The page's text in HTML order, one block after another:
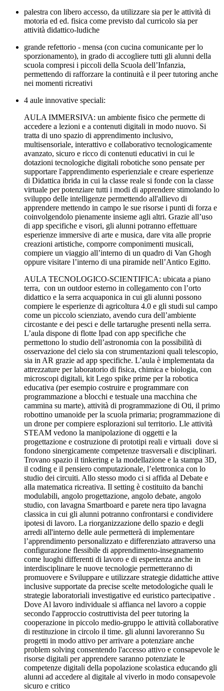
palestra con libero accesso, da utilizzare sia per le attività di
motoria ed ed. fisica come previsto dal curricolo sia per
attività didattico-ludiche
grande refettorio - mensa (con cucina comunicante per lo
sporzionamento), in grado di accogliere tutti gli alunni della
scuola compresi i piccoli della Scuola dell’Infanzia,
permettendo di rafforzare la continuità e il peer tutoring anche
nei momenti ricreativi
4 aule innovative speciali:
AULA IMMERSIVA: un ambiente fisico che permette di
accedere a lezioni e a contenuti digitali in modo nuovo. Si
tratta di uno spazio di apprendimento inclusivo,
multisensoriale, interattivo e collaborativo tecnologicamente
avanzato, sicuro e ricco di contenuti educativi in cui le
dotazioni tecnologiche digitali robotiche sono pensate per
supportare l'apprendimento esperienziale e creare esperienze
di Didattica ibrida in cui la classe reale si fonde con la classe
virtuale per potenziare tutti i modi di apprendere stimolando lo
sviluppo delle intelligenze permettendo all'allievo di
apprendere mettendo in campo le sue risorse i punti di forza e
coinvolgendolo pienamente insieme agli altri. Grazie all’uso
di app specifiche e visori, gli alunni potranno effettuare
esperienze immersive di arte e musica, dare vita alle proprie
creazioni artistiche, comporre componimenti musicali,
compiere un viaggio all’interno di un quadro di Van Ghogh
oppure visitare l’interno di una piramide nell’Antico Egitto.
AULA TECNOLOGICO-SCIENTIFICA: ubicata a piano
terra, con un outdoor esterno in collegamento con l’orto
didattico e la serra acquaponica in cui gli alunni possono
compiere le esperienze di agricoltura 4.0 e gli studi sul campo
come un piccolo scienziato, avendo cura dell’ambiente
circostante e dei pesci e delle tartarughe presenti nella serra.
L’aula dispone di flotte Ipad con app specifiche che
permettono lo studio dell’astronomia con la possibilità di
osservazione del cielo sia con strumentazioni quali telescopio,
sia in AR grazie ad app specifiche. L’aula è implementata da
attrezzature per laboratorio di fisica, chimica e biologia, con
microscopi digitali, kit Lego spike prime per la robotica
educativa (per esempio costruire e programmare con
programmazione a blocchi e testuale una macchina che
cammina su marte), attività di programmazione di Oti, il primo
robottino umanoide per la scuola primaria; programmazione di
un drone per compiere esplorazioni sul territorio. Lle attività
STEAM vedono la manipolazione di oggetti e la
progettazione e costruzione di prototipi reali e virtuali dove si
fondono sinergicamente competenze trasversali e disciplinari.
Trovano spazio il tinkering e la modellazione e la stampa 3D,
il coding e il pensiero computazionale, l’elettronica con lo
studio dei circuiti. Allo stesso modo ci si affida al Debate e
alla matematica ricreativa. Il setting è costituito da banchi
modulabili, angolo progettazione, angolo debate, angolo
studio, con lavagna Smartboard e parete nera tipo lavagna
classica in cui gli alunni potranno confrontarsi e condividere
ipotesi di lavoro. La riorganizzazione dello spazio e degli
arredi all'interno delle aule permetterà di implementare
l’apprendimento personalizzato e differenziato attraverso una
configurazione flessibile di apprendimento-insegnamento
come luoghi differenti di lavoro e di esperienza anche in
interdisciplinare le nuove tecnologie permetteranno di
promuovere e Sviluppare e utilizzare strategie didattiche attive
inclusive supportate da precise scelte metodologiche quali le
strategie laboratoriali investigative ed euristico partecipative .
Dove Al lavoro individuale si affianca nel lavoro a coppie
secondo l'approccio costruttivista del peer tutoring la
cooperazione in piccolo medio-gruppo le attività collaborative
di restituzione in circolo il time. gli alunni lavoreranno Su
progetti in modo attivo per arrivare a potenziare anche
problem solving consentendo l'accesso attivo e consapevole le
risorse digitali per apprendere saranno potenziate le
competenze digitali della popolazione scolastica educando gli
alunni ad accedere al digitale al viverlo in modo consapevole
sicuro e critico